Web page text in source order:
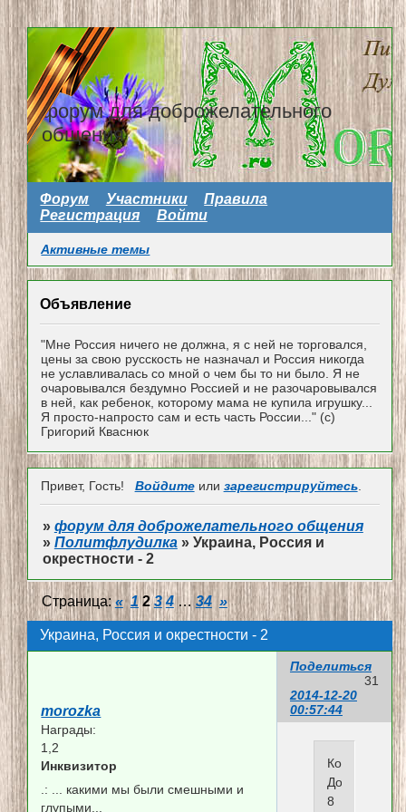
форум для доброжелательного
общения
Форум Участники
Правила
Регистрация
Войти
Активные темы
Объявление
"Мне Россия ничего не должна, я с ней не торговался,
цены за свою русскость не назначал и Россия никогда
не уславливалась со мной о чем бы то ни было. Я не
очаровывался бездумно Россией и не разочаровывался
в ней, как ребенок, которому мама не купила игрушку...
Я просто-напросто сам и есть часть России..." (с)
Григорий Кваснюк
Привет, Гость! Войдитеили зарегистрируйтесь.
» форум для доброжелательного общения
» Политфлудилка » Украина, Россия и
окрестности - 2
Украина, Россия и окрестности - 2
Страница:« 1 2 3 4 … 34 »
Поделиться
31
2014-12-20
00:57:44
morozka
Награды:
1,2
Инквизитор
.: ... какими мы были смешными и
глупыми...
Константин
Долгов
8